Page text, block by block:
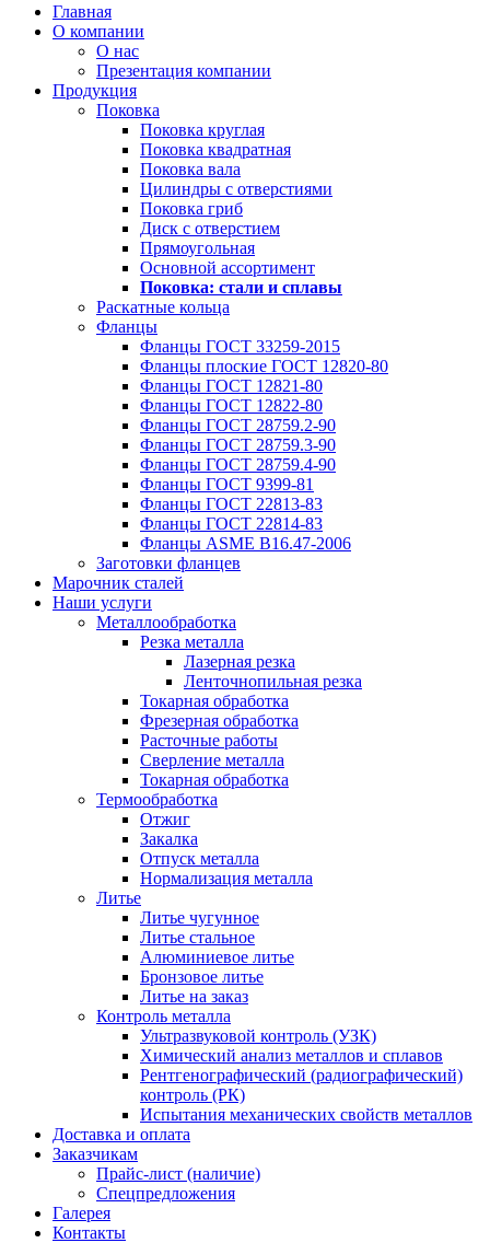
Главная
О компании
О нас
Презентация компании
Продукция
Поковка
Поковка круглая
Поковка квадратная
Поковка вала
Цилиндры с отверстиями
Поковка гриб
Диск с отверстием
Прямоугольная
Основной ассортимент
Поковка: cтали и сплавы
Раскатные кольца
Фланцы
Фланцы ГОСТ 33259-2015
Фланцы плоские ГОСТ 12820-80
Фланцы ГОСТ 12821-80
Фланцы ГОСТ 12822-80
Фланцы ГОСТ 28759.2-90
Фланцы ГОСТ 28759.3-90
Фланцы ГОСТ 28759.4-90
Фланцы ГОСТ 9399-81
Фланцы ГОСТ 22813-83
Фланцы ГОСТ 22814-83
Фланцы ASME B16.47-2006
Заготовки фланцев
Марочник сталей
Наши услуги
Металлообработка
Резка металла
Лазерная резка
Ленточнопильная резка
Токарная обработка
Фрезерная обработка
Расточные работы
Сверление металла
Токарная обработка
Термообработка
Отжиг
Закалка
Отпуск металла
Нормализация металла
Литье
Литье чугунное
Литье стальное
Алюминиевое литье
Бронзовое литье
Литье на заказ
Контроль металла
Ультразвуковой контроль (УЗК)
Химический анализ металлов и сплавов
Рентгенографический (радиографический)
контроль (РК)
Испытания механических свойств металлов
Доставка и оплата
Заказчикам
Прайс-лист (наличие)
Спецпредложения
Галерея
Контакты